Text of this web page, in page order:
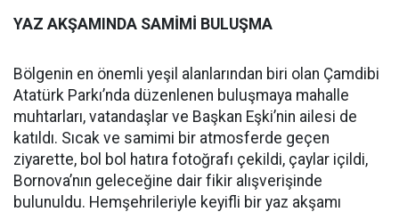
YAZ AKŞAMINDA SAMİMİ BULUŞMA
Bölgenin en önemli yeşil alanlarından biri olan Çamdibi
Atatürk Parkı’nda düzenlenen buluşmaya mahalle
muhtarları, vatandaşlar ve Başkan Eşki’nin ailesi de
katıldı. Sıcak ve samimi bir atmosferde geçen
ziyarette, bol bol hatıra fotoğrafı çekildi, çaylar içildi,
Bornova’nın geleceğine dair fikir alışverişinde
bulunuldu. Hemşehrileriyle keyifli bir yaz akşamı